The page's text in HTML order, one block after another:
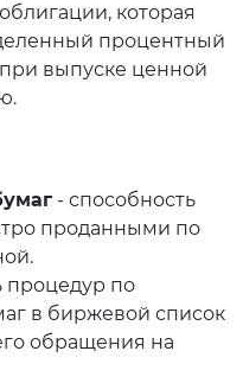
которая
процентный
выпуске ценной
- способность
проданными по
процедур по
в биржевой список
обращения на